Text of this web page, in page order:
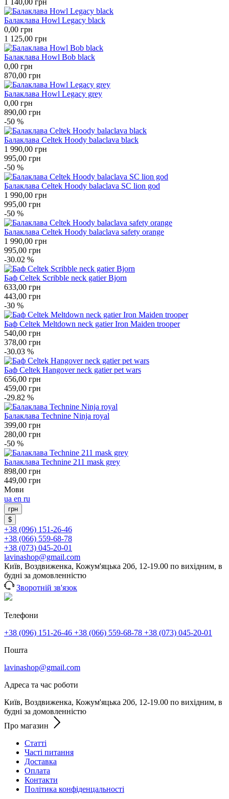
Балаклава Howl Legacy black
0,00 грн
1 125,00 грн
Балаклава Howl Bob black
0,00 грн
870,00 грн
Балаклава Howl Legacy grey
0,00 грн
890,00 грн
-50 %
Балаклава Celtek Hoody balaclava black
1 990,00 грн
995,00 грн
-50 %
Балаклава Celtek Hoody balaclava SC lion god
1 990,00 грн
995,00 грн
-50 %
Балаклава Celtek Hoody balaclava safety orange
1 990,00 грн
995,00 грн
-30.02 %
Баф Celtek Scribble neck gatier Bjorn
633,00 грн
443,00 грн
-30 %
Баф Celtek Meltdown neck gatier Iron Maiden trooper
540,00 грн
378,00 грн
-30.03 %
Баф Celtek Hangover neck gatier pet wars
656,00 грн
459,00 грн
-29.82 %
Балаклава Technine Ninja royal
399,00 грн
280,00 грн
-50 %
Балаклава Technine 211 mask grey
898,00 грн
449,00 грн
Мови
ua en ru
грн
$
+38 (096) 151-26-46
+38 (066) 559-68-78
+38 (073) 045-20-01
lavinashop@gmail.com
Київ, Воздвиженка, Кожум'яцька 20б, 12-19.00 по вихідним, в
будні за домовленністю
Зворотній зв'язок
Телефони
+38 (096) 151-26-46 +38 (066) 559-68-78 +38 (073) 045-20-01
Пошта
lavinashop@gmail.com
Адреса та час роботи
Київ, Воздвиженка, Кожум'яцька 20б, 12-19.00 по вихідним, в
будні за домовленністю
Про магазин
Статті
Часті питання
Доставка
Оплата
Контакти
Політика конфіденцальності